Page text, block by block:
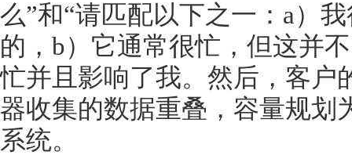
么”和“请匹配以下之一：a）
的，b）它通常很忙，但这并
忙并且影响了我。然后，客户
器收集的数据重叠，容量规划
系统。